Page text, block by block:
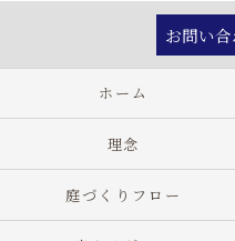
お問い
ホーム
理念
庭づくりフロー